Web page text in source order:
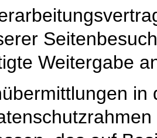
Weitergabe
in